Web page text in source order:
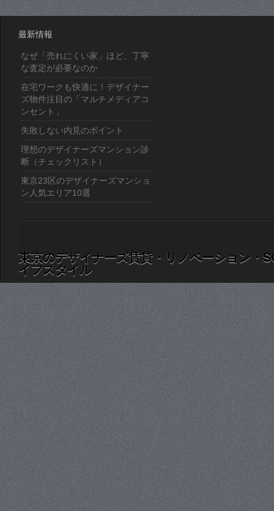
最新情報
なぜ「売れにくい家」ほど、丁寧
な査定が必要なのか
在宅ワークも快適に！デザイナー
ズ物件注目の「マルチメディアコ
ンセント」
失敗しない内見のポイント
理想のデザイナーズマンション診
断（チェックリスト）
東京23区のデザイナーズマンショ
ン人気エリア10選
東京のデザイナーズ賃貸・リノベーション・
イフスタイル